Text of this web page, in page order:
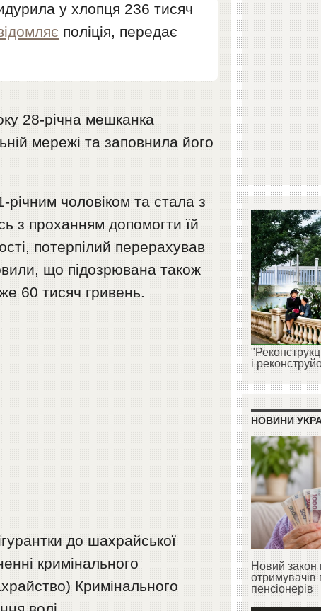
у хлопця 236 тисяч
поліція, передає
28-річна мешканка
мережі та заповнила його
чоловіком та стала з
з проханням допомогти їй
потерпілий перерахував
що підозрювана також
60 тисяч гривень.
до шахрайської
кримінального
Кримінального
і
НОВИНИ
Новий
отримувачів
пенсіонерів